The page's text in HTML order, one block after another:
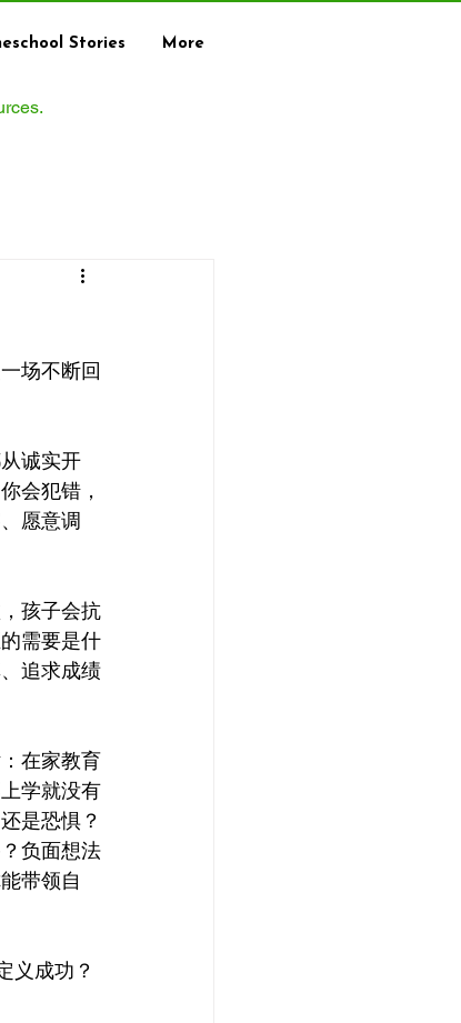
Stories More
场不断回
诚实开
会犯错，
愿意调
孩子会抗
需要是什
追求成绩
在家教育
学就没有
是恐惧？
负面想法
带领自
义成功？